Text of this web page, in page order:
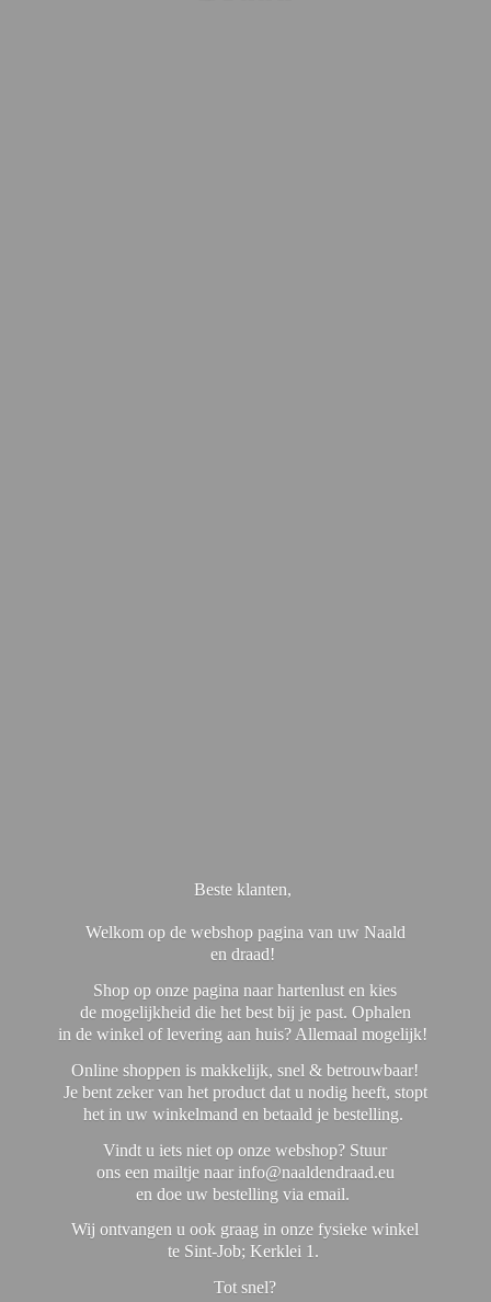
Beste klanten,
Welkom op de webshop pagina van uw Naald
en draad!
Shop op onze pagina naar hartenlust en kies
de mogelijkheid die het best bij je past. Ophalen
in de winkel of levering aan huis? Allemaal mogelijk!
Online shoppen is makkelijk, snel & betrouwbaar!
Je bent zeker van het product dat u nodig heeft, stopt
het in uw winkelmand en betaald je bestelling.
Vindt u iets niet op onze webshop? Stuur
ons een mailtje naar info@naaldendraad.eu
en doe uw bestelling via email.
Wij ontvangen u ook graag in onze fysieke winkel
te Sint-Job; Kerklei 1.
Tot snel?